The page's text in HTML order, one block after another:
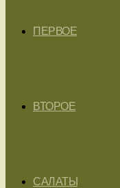
ПЕРВОЕ
ВТОРОЕ
САЛАТЫ